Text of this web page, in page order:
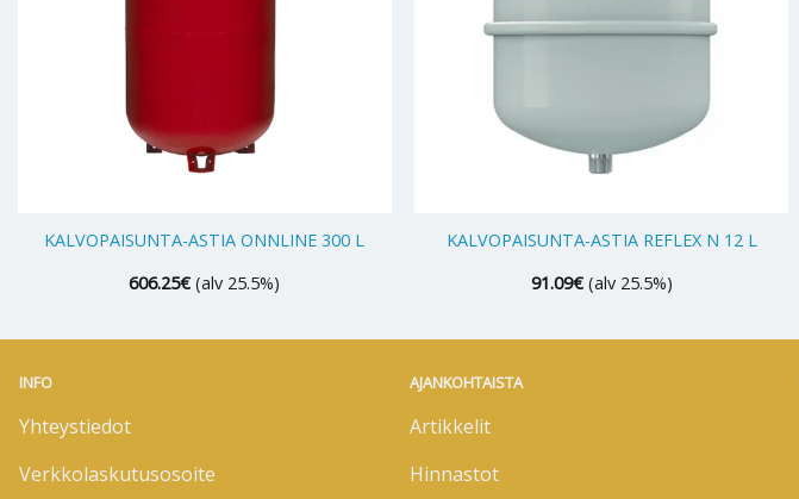
KALVOPAISUNTA-ASTIA ONNLINE 300 L
606.25€ (alv 25.5%)
KALVOPAISUNTA-ASTIA REFLEX N 12 L
91.09€ (alv 25.5%)
INFO
Yhteystiedot
Verkkolaskutusosoite
AJANKOHTAISTA
Artikkelit
Hinnastot